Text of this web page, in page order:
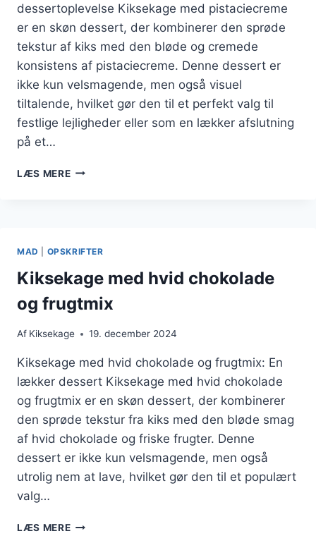
dessertoplevelse Kiksekage med pistaciecreme
er en skøn dessert, der kombinerer den sprøde
tekstur af kiks med den bløde og cremede
konsistens af pistaciecreme. Denne dessert er
ikke kun velsmagende, men også visuel
tiltalende, hvilket gør den til et perfekt valg til
festlige lejligheder eller som en lækker afslutning
på et…
LÆS MEREKIKSEKAGE
MAD OPSKRIFTER
Kiksekage med hvid chokolade
og frugtmix
Af Kiksekage 19. december 2024
Kiksekage med hvid chokolade og frugtmix: En
lækker dessert Kiksekage med hvid chokolade
og frugtmix er en skøn dessert, der kombinerer
den sprøde tekstur fra kiks med den bløde smag
af hvid chokolade og friske frugter. Denne
dessert er ikke kun velsmagende, men også
utrolig nem at lave, hvilket gør den til et populært
valg…
LÆS MEREKIKSEKAGE